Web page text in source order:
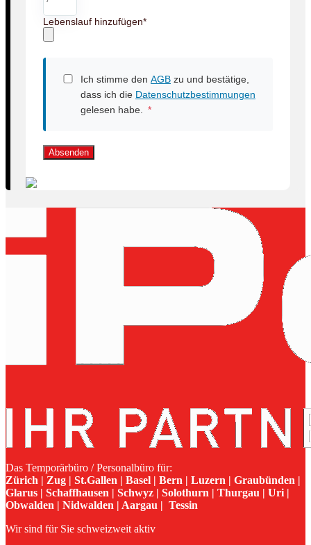
Lebenslauf hinzufügen*
Ich stimme den AGB zu und bestätige,
dass ich die Datenschutzbestimmungen
gelesen habe.
*
Absenden
Das Temporärbüro / Personalbüro für:
Zürich | Zug | St.Gallen | Basel | Bern | Luzern | Graubünden |
Glarus | Schaffhausen | Schwyz | Solothurn | Thurgau | Uri |
Obwalden | Nidwalden | Aargau | Tessin
Wir sind für Sie schweizweit aktiv